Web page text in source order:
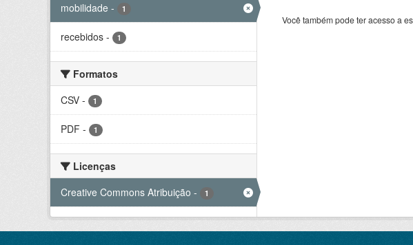
mobilidade - 1
recebidos - 1
Formatos
CSV - 1
PDF - 1
Licenças
Creative Commons Atribuição - 1
Você também pode ter acesso a